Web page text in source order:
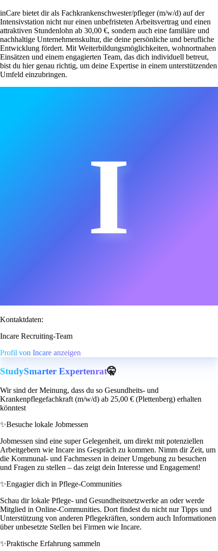
inCare bietet dir als Fachkrankenschwester/pfleger (m/w/d) auf der
Intensivstation nicht nur einen unbefristeten Arbeitsvertrag und einen
attraktiven Stundenlohn ab 30,00 €, sondern auch eine familiäre und
nachhaltige Unternehmenskultur, die deine persönliche und berufliche
Entwicklung fördert. Mit Weiterbildungsmöglichkeiten, wohnortnahen
Einsätzen und einem engagierten Team, das dich individuell betreut,
bist du hier genau richtig, um deine Expertise in einem unterstützenden
Umfeld einzubringen.
I
Kontaktdaten:
Incare Recruiting-Team
Profil von Incare anzeigen
StudySmarter Expertenrat🤫
Wir sind der Meinung, dass du so Gesundheits- und
Krankenpflegefachkraft (m/w/d) ab 25,00 € (Plettenberg) erhalten
könntest
✨Besuche lokale Jobmessen
Jobmessen sind eine super Gelegenheit, um direkt mit potenziellen
Arbeitgebern wie Incare ins Gespräch zu kommen. Nimm dir Zeit, um
die Kommunal- und Fachmessen in deiner Umgebung zu besuchen
und Fragen zu stellen – das zeigt dein Interesse und Engagement!
✨Engagier dich in Pflege-Communities
Schau dir lokale Pflege- und Gesundheitsnetzwerke an oder werde
Mitglied in Online-Communities. Dort findest du nicht nur Tipps und
Unterstützung von anderen Pflegekräften, sondern auch Informationen
über unbesetzte Stellen bei Firmen wie Incare.
✨Praktische Erfahrung sammeln